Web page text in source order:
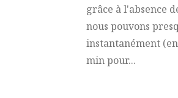
grâce à l'absence
nous pouvons
instantanément
min pour...